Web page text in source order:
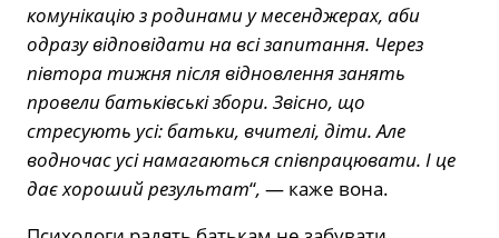
комунікацію з родинами у месенджерах, аби
одразу відповідати на всі запитання. Через
півтора тижня після відновлення занять
провели батьківські збори. Звісно, що
стресують усі: батьки, вчителі, діти. Але
водночас усі намагаються співпрацювати. І це
дає хороший результат“, — каже вона.